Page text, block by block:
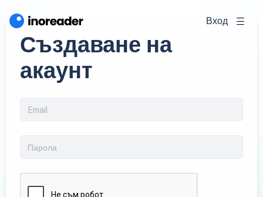
Вход
Създаване на
акаунт